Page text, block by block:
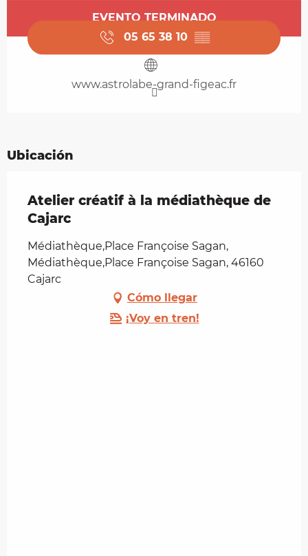
Horarios y datos de contacto
EVENTO TERMINADO
05 65 38 10 ▒▒
www.astrolabe-grand-figeac.fr
Ubicación
Atelier créatif à la médiathèque de
Cajarc
Médiathèque,Place Françoise Sagan,
Médiathèque,Place Françoise Sagan, 46160
Cajarc
Cómo llegar
¡Voy en tren!